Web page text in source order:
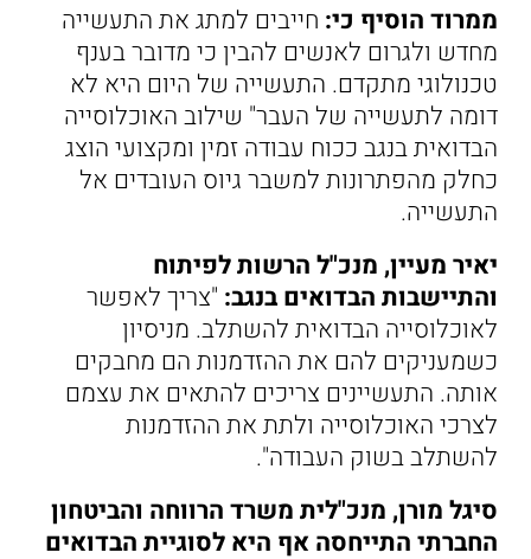
ממרוד הוסיף כי: חייבים למתג את התעשייה
מחדש ולגרום לאנשים להבין כי מדובר בענף
טכנולוגי מתקדם. התעשייה של היום היא לא
דומה לתעשייה של העבר" שילוב האוכלוסייה
הבדואית בנגב ככוח עבודה זמין ומקצועי הוצג
כחלק מהפתרונות למשבר גיוס העובדים אל
התעשייה.
יאיר מעיין, מנכ"ל הרשות לפיתוח
והתיישבות הבדואים בנגב: "צריך לאפשר
לאוכלוסייה הבדואית להשתלב. מניסיון
כשמעניקים להם את ההזדמנות הם מחבקים
אותה. התעשיינים צריכים להתאים את עצמם
לצרכי האוכלוסייה ולתת את ההזדמנות
להשתלב בשוק העבודה".
סיגל מורן, מנכ"לית משרד הרווחה והביטחון
החברתי התייחסה אף היא לסוגיית הבדואים